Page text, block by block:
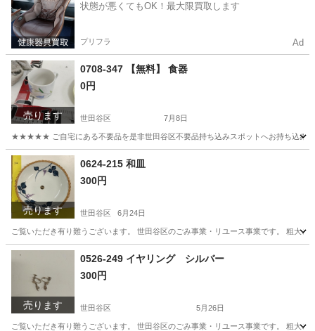
状態が悪くてもOK！最大限買取します
プリフラ Ad
売ります
0708-347 【無料】 食器
0円
世田谷区 7月8日
★★★★★ ご自宅にある不要品を是非世田谷区不要品持ち込みスポットへお持ち込みし
東京 世田谷区 スポット
売ります
0624-215 和皿
300円
世田谷区 6月24日
ご覧いただき有り難うございます。 世⽥⾕区のごみ事業・リユース事業です。 粗
東京 世田谷区 リユース
売ります
0526-249 イヤリング シルバー
300円
世田谷区 5月26日
ご覧いただき有り難うございます。 世⽥⾕区のごみ事業・リユース事業です。 粗